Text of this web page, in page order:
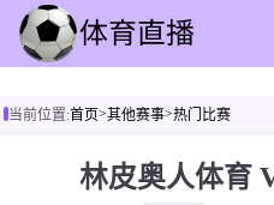
足球直播
篮球直播
足球录播
当前位置:首页>其他赛事>热门比赛
林皮奥人体育